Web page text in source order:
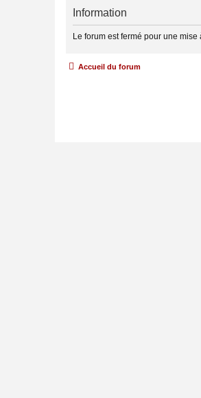
Information
Le forum est fermé pour une
Accueil du forum